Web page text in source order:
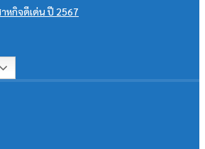
าหกิจดีเด่น ปี 2567